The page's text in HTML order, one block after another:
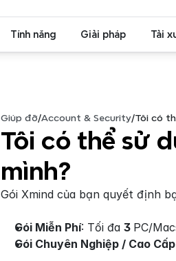
Giúp đỡ/Account & Security/Tôi có
Tôi có thể sử
mình?
Gói Xmind của bạn quyết định
Gói Miễn Phí: Tối đa 3 PC/
Gói Chuyên Nghiệp / Cao
Tính năng Giải pháp Tải